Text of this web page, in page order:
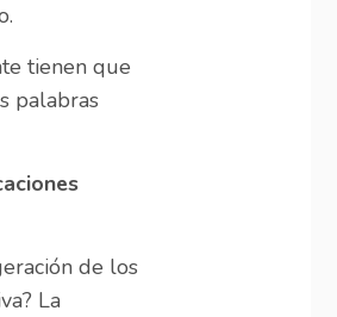
tienen que
palabras
de los
La